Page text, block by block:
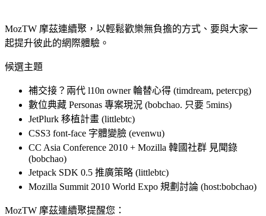
MozTW 摩茲連續聚，以輕鬆歡樂無負擔的方式、要與大家一
起提升彼此的網際體驗。
候選主題
補交接？兩代 l10n owner 輪替心得 (timdream, petercpg)
數位典藏 Personas 專案現況 (bobchao. 只要 5mins)
JetPlurk 移植計畫 (littlebtc)
CSS3 font-face 字體變臉 (evenwu)
CC Asia Conference 2010 + Mozilla 韓國社群 見聞錄
(bobchao)
Jetpack SDK 0.5 推廣策略 (littlebtc)
Mozilla Summit 2010 World Expo 規劃討論 (host:bobchao)
MozTW 摩茲連續聚提醒您：